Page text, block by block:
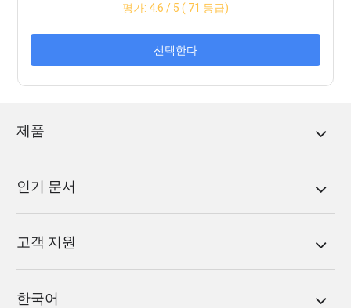
평가: 4.6 / 5 ( 71 등급)
선택한다
제품
인기 문서
고객 지원
한국어